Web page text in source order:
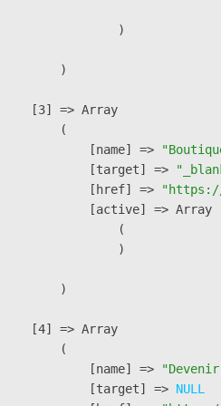
                )
        )
    [3] => Array
        (
            [name] =>
            [target] =>
            [href] =>
"https://
            [active] => Array
                (
                )
        )
    [4] => Array
        (
            [name] =>
"Devenir
            [target] =>
NULL